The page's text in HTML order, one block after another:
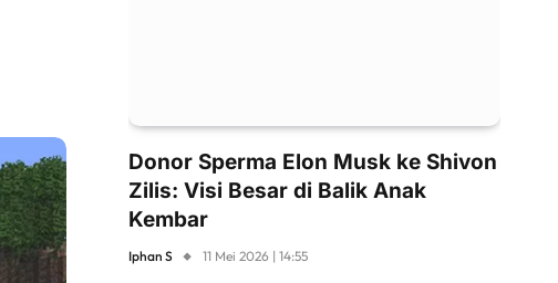
Donor Sperma Elon Musk ke Shivon
Zilis: Visi Besar di Balik Anak
Kembar
Iphan S 11 Mei 2026 | 14:55